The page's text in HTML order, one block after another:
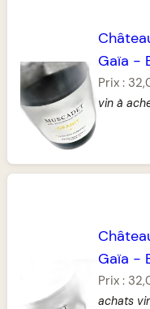
Gaïa -
Prix :
vin à
Gaïa -
Prix :
achats